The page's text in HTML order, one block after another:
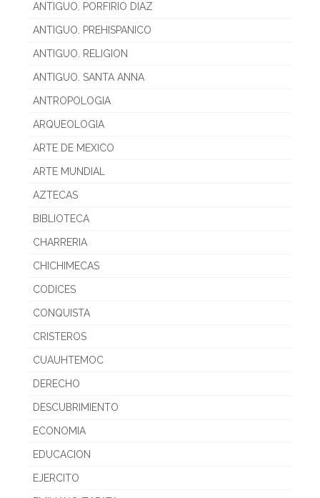
ANTIGUO. PORFIRIO DIAZ
ANTIGUO. PREHISPANICO
ANTIGUO. RELIGION
ANTIGUO. SANTA ANNA
ANTROPOLOGIA
ARQUEOLOGIA
ARTE DE MEXICO
ARTE MUNDIAL
AZTECAS
BIBLIOTECA
CHARRERIA
CHICHIMECAS
CODICES
CONQUISTA
CRISTEROS
CUAUHTEMOC
DERECHO
DESCUBRIMIENTO
ECONOMIA
EDUCACION
EJERCITO